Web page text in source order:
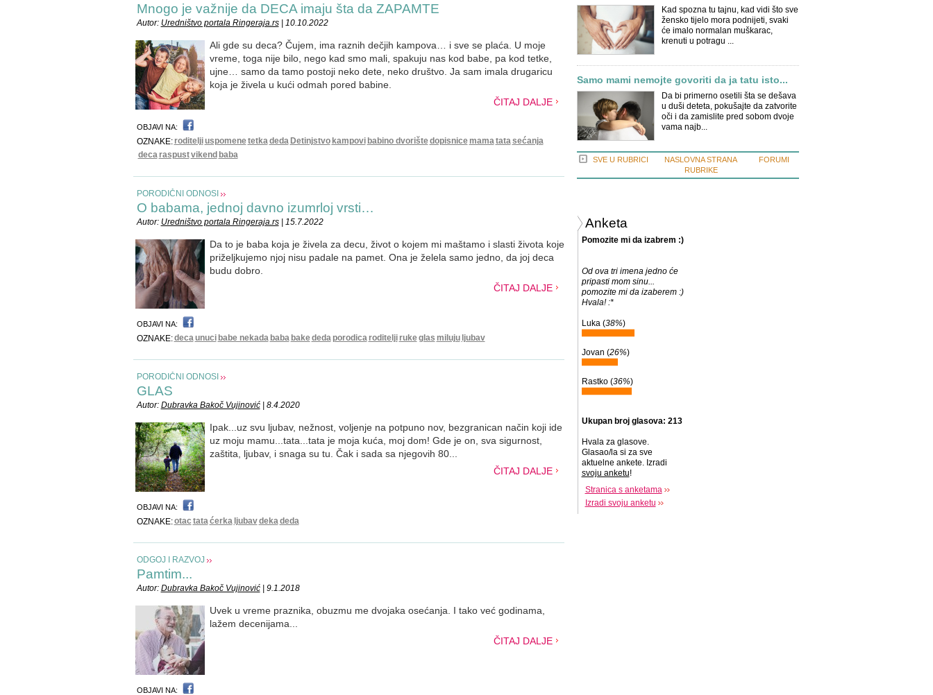
Mnogo je važnije da DECA imaju šta da ZAPAMTE
Autor: Uredništvo portala Ringeraja.rs| 10.10.2022
Ali gde su deca? Čujem, ima raznih dečjih kampova… i sve se plaća. U moje
vreme, toga nije bilo, nego kad smo mali, spakuju nas kod babe, pa kod tetke,
ujne… samo da tamo postoji neko dete, neko društvo. Ja sam imala drugaricu
koja je živela u kući odmah pored babine.
ČITAJ DALJE
OBJAVI NA:
OZNAKE: roditeljiuspomenetetkadeda Detinjstvo kampovi babino dvorištedopisnice mamatatasećanja
deca raspustvikend baba
PORODIČNI ODNOSI
O babama, jednoj davno izumrloj vrsti…
Autor: Uredništvo portala Ringeraja.rs| 15.7.2022
Da to je baba koja je živela za decu, život o kojem mi maštamo i slasti života koje
priželjkujemo njoj nisu padale na pamet. Ona je želela samo jedno, da joj deca
budu dobro.
ČITAJ DALJE
OBJAVI NA:
OZNAKE:decaunuci babe nekada baba bakededa porodica roditelji rukeglas miluju ljubav
PORODIČNI ODNOSI
GLAS
Autor: Dubravka Bakoč Vujinović| 8.4.2020
Ipak...uz svu ljubav, nežnost, voljenje na potpuno nov, bezgranican način koji ide
uz moju mamu...tata...tata je moja kuća, moj dom! Gde je on, sva sigurnost,
zaštita, ljubav, i snaga su tu. Čak i sada sa njegovih 80...
ČITAJ DALJE
OBJAVI NA:
OZNAKE:otac tataćerka ljubavdekadeda
ODGOJ I RAZVOJ
Pamtim...
Autor: Dubravka Bakoč Vujinović| 9.1.2018
Uvek u vreme praznika, obuzmu me dvojaka osećanja. I tako već godinama,
lažem decenijama...
ČITAJ DALJE
OBJAVI NA:
Kad spozna tu tajnu, kad vidi što sve
žensko tijelo mora podnijeti, svaki
će imalo normalan muškarac,
krenuti u potragu ...
Samo mami nemojte govoriti da ja tatu isto...
Da bi primerno osetili šta se dešava
u duši deteta, pokušajte da zatvorite
oči i da zamislite pred sobom dvoje
vama najb...
SVE U RUBRICI
NASLOVNA STRANA
RUBRIKE
FORUMI
Anketa
Pomozite mi da izabrem :)
Od ova tri imena jedno će
pripasti mom sinu...
pomozite mi da izaberem :)
Hvala! :*
Luka (38%)
Jovan (26%)
Rastko (36%)
Ukupan broj glasova: 213
Hvala za glasove.
Glasao/la si za sve
aktuelne ankete. Izradi
svoju anketu!
Stranica s anketama
Izradi svoju anketu